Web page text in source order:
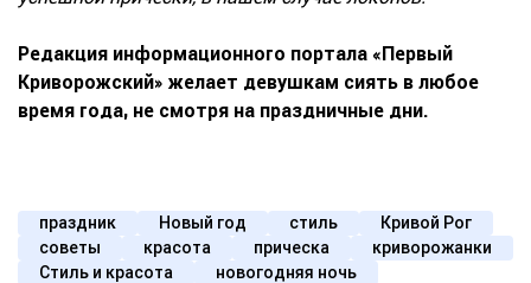
Редакция информационного портала «Первый
Криворожский» желает девушкам сиять в любое
время года, не смотря на праздничные дни.
праздник Новый год стиль
Кривой Рог
советы
красота прическа
криворожанки
Стиль и красота
новогодняя ночь